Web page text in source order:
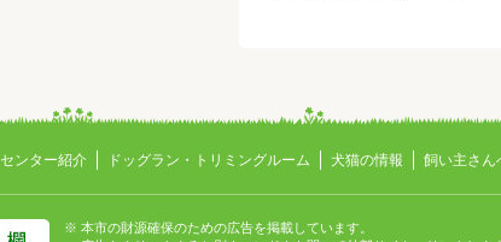
センター紹介 ドッグラン・トリミングルーム 犬猫の情報 飼い主さん
※ 本市の財源確保のための広告を掲載しています。